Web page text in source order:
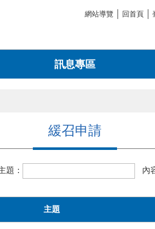
網站導覽 回首頁
訊息專區
緩召申請
題： 內
主題